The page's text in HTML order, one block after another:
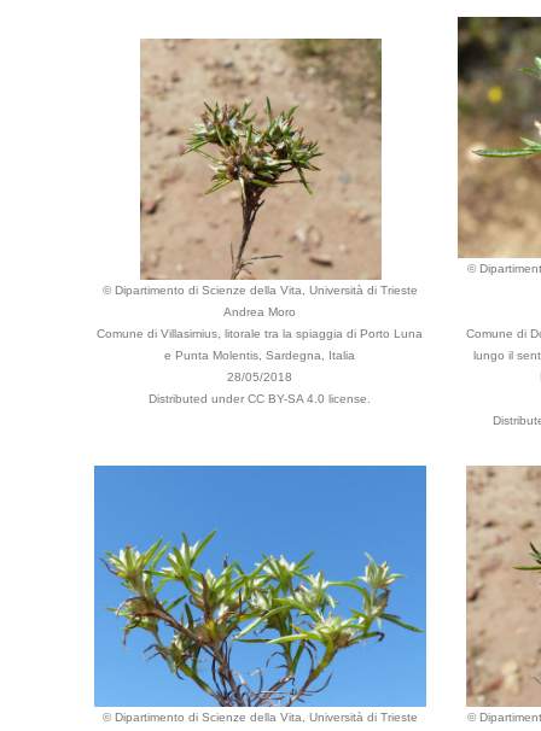
© Dipartimento di Scienze della Vita, Università di Trieste
Andrea Moro
Comune di Villasimius, litorale tra la spiaggia di Porto Luna
e Punta Molentis, Sardegna, Italia
28/05/2018
Distributed under CC BY-SA 4.0 license.
©
Comune di
lungo il
© Dipartimento di Scienze della Vita, Università di Trieste
©